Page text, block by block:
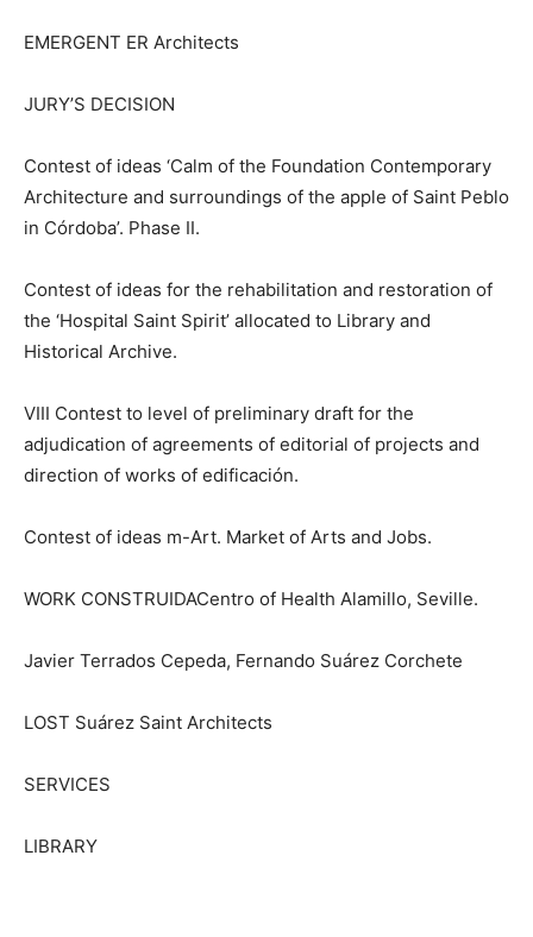
EMERGENT ER Architects
JURY’S DECISION
Contest of ideas ‘Calm of the Foundation Contemporary
Architecture and surroundings of the apple of Saint Peblo
in Córdoba’. Phase II.
Contest of ideas for the rehabilitation and restoration of
the ‘Hospital Saint Spirit’ allocated to Library and
Historical Archive.
VIII Contest to level of preliminary draft for the
adjudication of agreements of editorial of projects and
direction of works of edificación.
Contest of ideas m-Art. Market of Arts and Jobs.
WORK CONSTRUIDACentro of Health Alamillo, Seville.
Javier Terrados Cepeda, Fernando Suárez Corchete
LOST Suárez Saint Architects
SERVICES
LIBRARY